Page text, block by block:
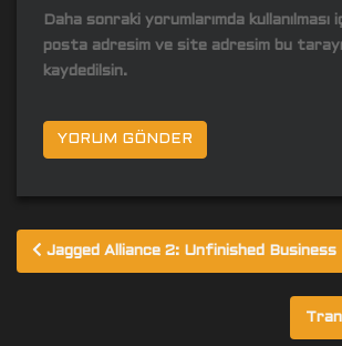
Daha sonraki yorumlarımda kullanılması
posta adresim ve site adresim bu
kaydedilsin.
Yazı
gezinmesi
Jagged Alliance 2: Unfinished Business